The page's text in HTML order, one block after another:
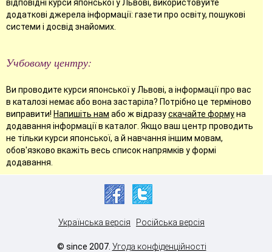
відповідні курси японської у Львові, використовуйте
додаткові джерела інформації: газети про освіту, пошукові
системи і досвід знайомих.
Учбовому центру:
Ви проводите курси японської у Львові, а інформації про вас
в каталозі немає або вона застаріла? Потрібно це терміново
виправити! Напишіть нам або ж відразускачайте формуна
додавання інформації в каталог. Якщо ваш центр проводить
не тільки курси японської, а й навчання іншим мовам,
обов'язково вкажіть весь список напрямків у формі
додавання.
Українська версія Російська версія
© since 2007. Угода конфіденційності